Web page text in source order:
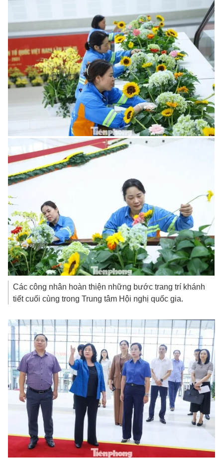
Các công nhân hoàn thiện những bước trang trí khánh
tiết cuối cùng trong Trung tâm Hội nghị quốc gia.